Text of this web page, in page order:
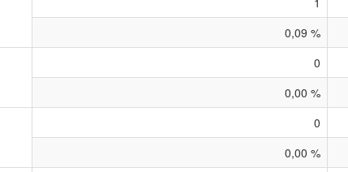
0,09 %
0
0,00 %
0
0,00 %